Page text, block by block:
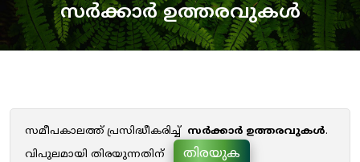
സർക്കാർ ഉത്തരവുകൾ
സമീപകാലത്ത് പ്രസിദ്ധീകരിച്ച് സർക്കാർ ഉത്തരവുകൾ.
വിപുലമായി തിരയുന്നതിന്
തിരയുക